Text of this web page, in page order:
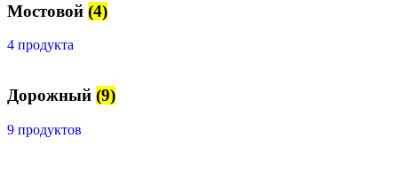
Мостовой (4)
4 продукта
Дорожный (9)
9 продуктов